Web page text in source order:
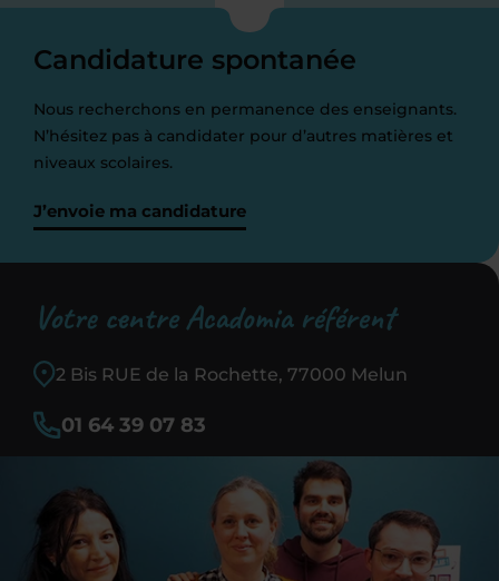
Candidature spontanée
Nous recherchons en permanence des enseignants.
N’hésitez pas à candidater pour d’autres matières et
niveaux scolaires.
J’envoie ma candidature
Votre centre Acadomia référent
2 Bis RUE de la Rochette, 77000 Melun
01 64 39 07 83